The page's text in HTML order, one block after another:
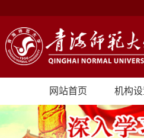
网站首页 机构